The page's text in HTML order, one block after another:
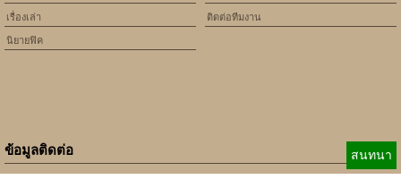
ติดต่อทีมงาน
เรื่องเล่า
นิยายฟิค
ข้อมูลติดต่อ สนทนา